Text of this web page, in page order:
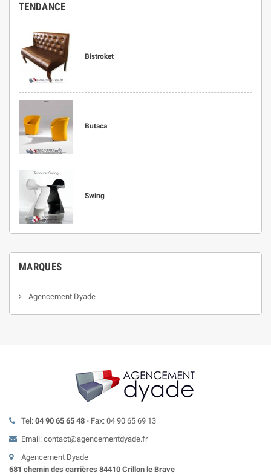
TENDANCE
Bistroket
Butaca
Swing
MARQUES
Agencement Dyade
Tel: 04 90 65 65 48 - Fax: 04 90 65 69 13
Email: contact@agencementdyade.fr
Agencement Dyade
681 chemin des carrières 84410 Crillon le Brave